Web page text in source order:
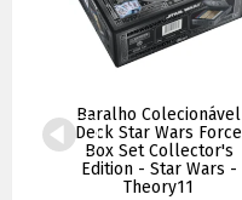
Baralho Colecionável
Deck Star Wars Force
Box Set Collector's
Edition - Star Wars -
Theory11